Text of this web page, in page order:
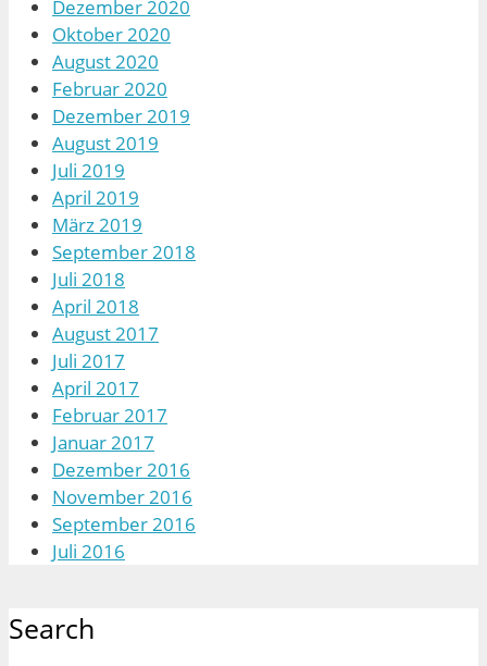
Dezember 2020
Oktober 2020
August 2020
Februar 2020
Dezember 2019
August 2019
Juli 2019
April 2019
März 2019
September 2018
Juli 2018
April 2018
August 2017
Juli 2017
April 2017
Februar 2017
Januar 2017
Dezember 2016
November 2016
September 2016
Juli 2016
Search